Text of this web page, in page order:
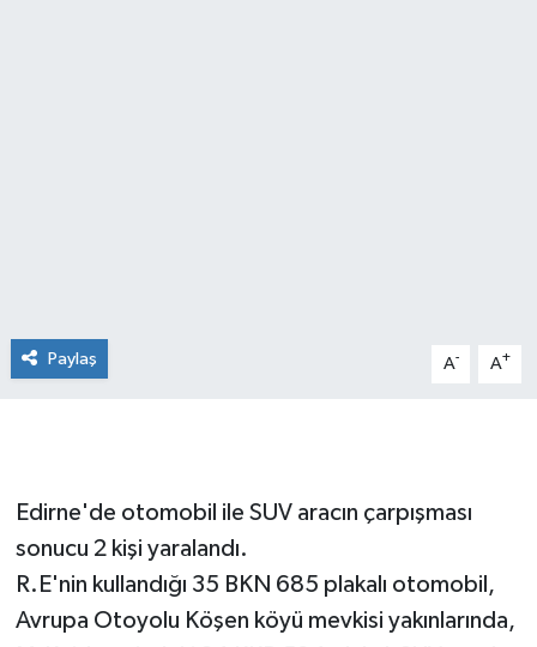
Paylaş A- A+
Edirne'de otomobil ile SUV aracın çarpışması
sonucu 2 kişi yaralandı.
R.E'nin kullandığı 35 BKN 685 plakalı otomobil,
Avrupa Otoyolu Köşen köyü mevkisi yakınlarında,
Sağlık
Teknoloji
Yaşam